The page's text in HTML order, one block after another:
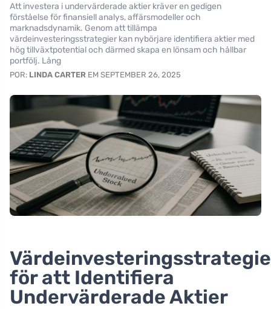
Att investera i undervärderade aktier kräver en gedigen
förståelse för finansiell analys, affärsmodeller och
marknadsdynamik. Genom att tillämpa
värdeinvesteringsstrategier kan nybörjare identifiera aktier med
hög tillväxtpotential och därmed skapa en lönsam och hållbar
portfölj. Lång
POR: LINDA CARTER EM SEPTEMBER 26, 2025
för att Identifiera
Undervärderade Aktier